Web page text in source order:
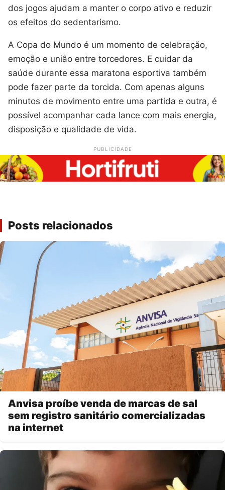
dos jogos ajudam a manter o corpo ativo e reduzir
os efeitos do sedentarismo.
A Copa do Mundo é um momento de celebração,
emoção e união entre torcedores. E cuidar da
saúde durante essa maratona esportiva também
pode fazer parte da torcida. Com apenas alguns
minutos de movimento entre uma partida e outra, é
possível acompanhar cada lance com mais energia,
disposição e qualidade de vida.
PUBLICIDADE
Posts relacionados
Anvisa proíbe venda de marcas de sal
sem registro sanitário comercializadas
na internet